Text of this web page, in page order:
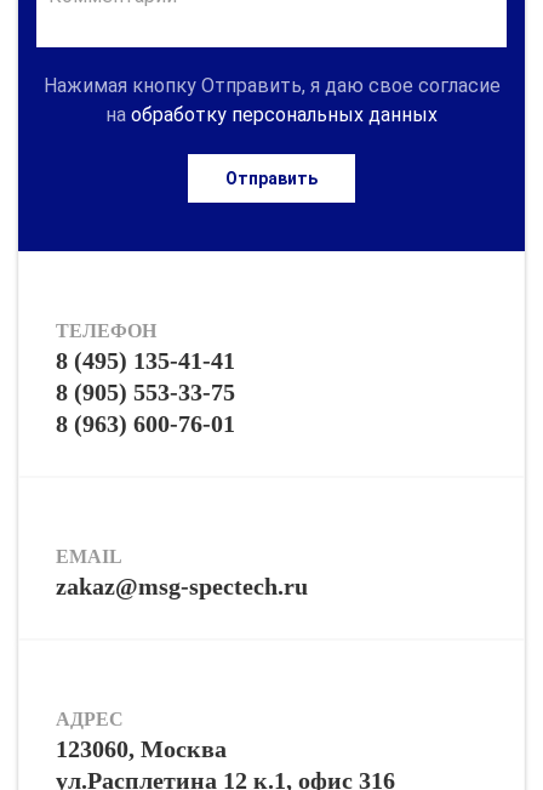
Нажимая кнопку Отправить, я даю свое согласие
на обработку персональных данных
Отправить
ТЕЛЕФОН
8 (495) 135-41-41
8 (905) 553-33-75
8 (963) 600-76-01
EMAIL
zakaz@msg-spectech.ru
АДРЕС
123060, Москва
ул.Расплетина 12 к.1, офис 316